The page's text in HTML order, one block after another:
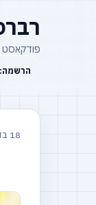
פודקאסט
הרשמה:
18 בדצמבר 2018